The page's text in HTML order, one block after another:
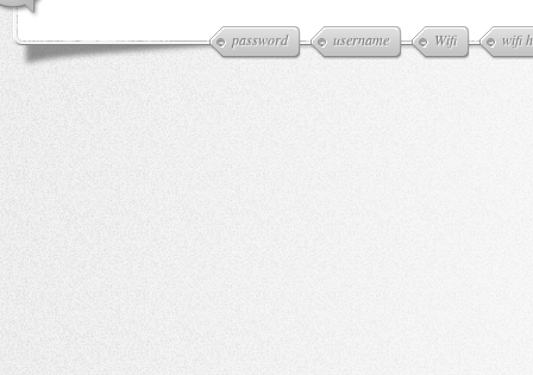
password username Wifi wifi